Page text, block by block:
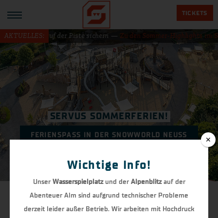
TICKETS
SERVUS SOMMERFERIEN!
FERIENSPASS IN DER SNOWWORLD NEUSS
SERVUS & GRÜSS GOTT IN DER
SNOWWORLD NEUSS!
AKTUELLES:
Rabatte auf der Piste sichern —Zu den Sommer-Highlights im
✕
Wichtige Info!
Unser Wasserspielplatz und der Alpenblitzauf der
Abenteuer Alm sind aufgrund technischer Probleme
derzeit leider außer Betrieb. Wir arbeiten mit Hochdruck